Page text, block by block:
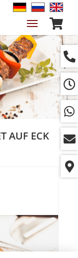
Navigation
ein-/
AUF ECK